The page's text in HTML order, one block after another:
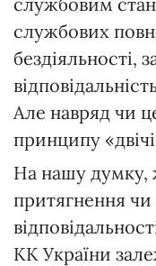
службових
бездіяльності,
Але навряд чи
принципу
На нашу думку,
притягнення
КК України